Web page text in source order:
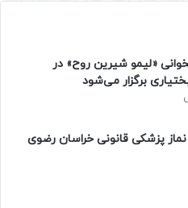
«لیمو شیرین روح» در
برگزار می‌شود
نماز پزشکی قانونی خراسان رضوی